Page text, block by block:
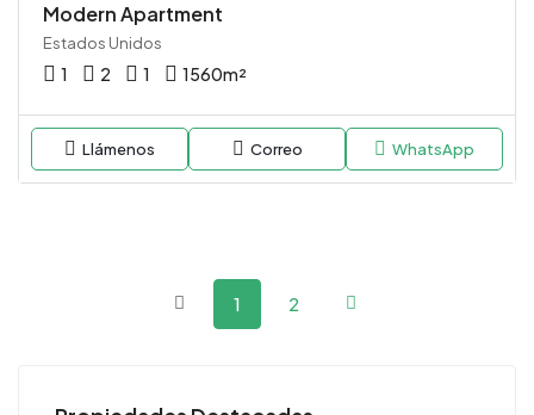
Modern Apartment
Estados Unidos
1 2 1 1560m²
Llámenos Correo WhatsApp
1 2